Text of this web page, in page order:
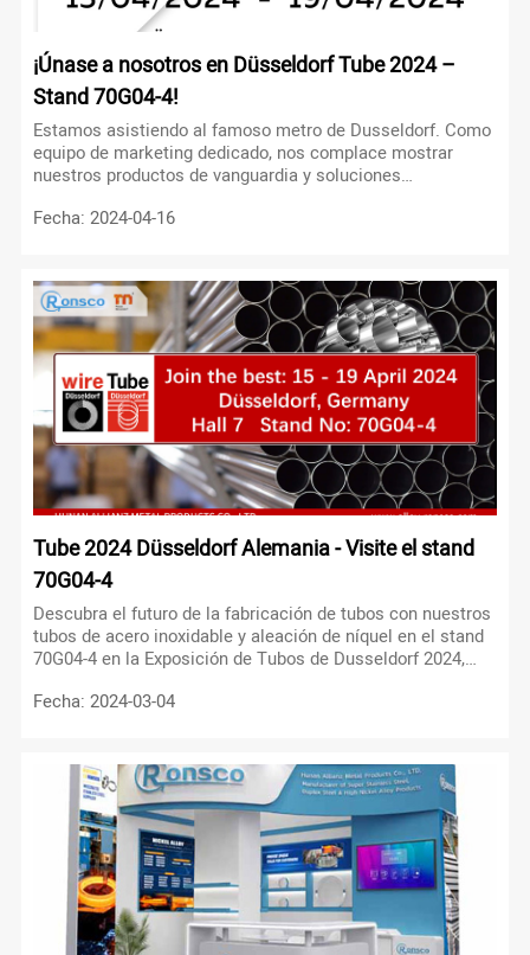
¡Únase a nosotros en Düsseldorf Tube 2024 –
Stand 70G04-4!
Estamos asistiendo al famoso metro de Dusseldorf. Como
equipo de marketing dedicado, nos complace mostrar
nuestros productos de vanguardia y soluciones
Fecha: 2024-04-16
Tube 2024 Düsseldorf Alemania - Visite el stand
70G04-4
Descubra el futuro de la fabricación de tubos con nuestros
tubos de acero inoxidable y aleación de níquel en el stand
70G04-4 en la Exposición de Tubos de Dusseldorf 2024,
inigualables para una amplia gama de aplicaciones.
Fecha: 2024-03-04